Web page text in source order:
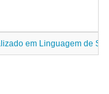
em Linguagem de